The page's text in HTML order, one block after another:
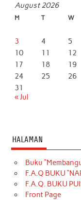
August 2026
M T W
3
4 5
10
11 12
17
18 19
24
25 26
31
« Jul
HALAMAN
Buku
F.A.Q BUKU
F.A.Q. BUKU
Front Page